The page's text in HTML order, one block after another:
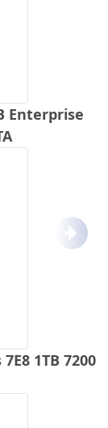
Enterprise
1TB 7200